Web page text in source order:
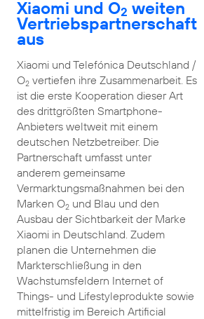
Xiaomi und O2 weiten
Vertriebspartnerschaft
aus
Xiaomi und Telefónica Deutschland /
O2vertiefen ihre Zusammenarbeit. Es
ist die erste Kooperation dieser Art
des drittgrößten Smartphone-
Anbieters weltweit mit einem
deutschen Netzbetreiber. Die
Partnerschaft umfasst unter
anderem gemeinsame
Vermarktungsmaßnahmen bei den
Marken O2und Blau und den
Ausbau der Sichtbarkeit der Marke
Xiaomi in Deutschland. Zudem
planen die Unternehmen die
Markterschließung in den
Wachstumsfeldern Internet of
Things- und Lifestyleprodukte sowie
mittelfristig im Bereich Artificial